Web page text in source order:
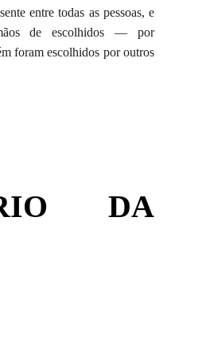
entre todas as pessoas, e
de escolhidos — por
foram escolhidos por outros
DA